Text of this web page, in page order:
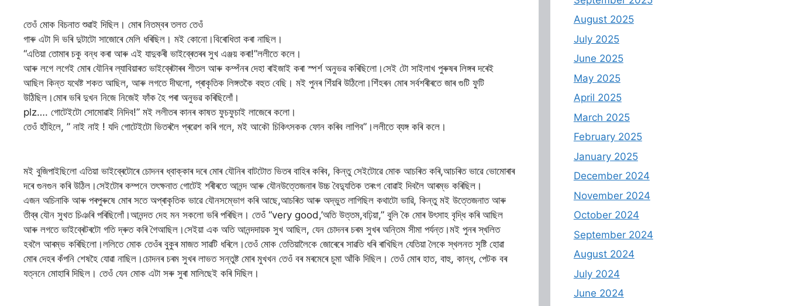
তেওঁ মোক বিচনাত শুৱাই দিছিল। মোৰ নিতম্বৰ তলত তেওঁ
গাৰু এটা দি ভৰি দুটাটো সাজোৰে মেলি ধৰিছিল। মই কোনো।বিৰোধিতা কৰা নাছিল।
“এতিয়া তোমাৰ চকু বন্ধ কৰা আৰু এই যাদুকৰী ভাইব্ৰেতৰৰ সুখ এঞ্জয় কৰা!”ললীতে কলে।
আৰু লগে লগেই মোৰ যৌনিৰ ল্যাবিয়াৰত ভাইব্ৰেটাৰৰ শীতল আৰু কম্পঁনৰ দেহা ৰাইজাই কৰা স্পৰ্শ অনুভৱ কৰিছিলো।সেই টো সাইলাখ পুৰুষৰ লিঙ্গৰ দৰেই
আছিল কিন্ত যথেষ্ট শকত আছিল, আৰু লগতে দীঘলো, প্ৰাকৃতিক লিঙ্গতকৈ বহুত বেছি। মই পুনৰ শিঁয়ৰি উঠিলো।শিঁহৰন মোৰ সৰ্বশৰীৰতে জাৰ গুটি ফুটি
উঠিছিল।মোৰ ভৰি দুখন নিজে নিজেই ফাঁক হৈ পৰা অনুভৱ কৰিছিলোঁ।
plz…. গোটেইটো সোমোৱাই নিদিব!” মই ললীতৰ কানৰ কাষত ফুচফুচাই লাজেৰে কলো।
তেওঁ হাঁহিলে, ” নাই নাই ! যদি গোটেইটো ভিতৰলৈ প্ৰৱেশ কৰি গলে, মই আকৌ চিকিৎসকক ফোন কৰিব লাগিব”।ললীতে ব্যঙ্গ কৰি কলে।
মই বুজিপাইছিলো এতিয়া ভাইব্ৰেটোৰে চোদনৰ ধ্বাক্কাৰ দৰে মোৰ যৌনিৰ বাটটোত ভিতৰ বাহিৰ কৰিব, কিন্তু সেইটোৱে মোক আচৰিত কৰি,আচৰিত ভাৱে ভোমোৰাৰ
দৰে গুনগুন কৰি উঠিল।সেইটোৰ কম্পনে তৎক্ষনাত গোটেই শৰীৰতে আনন্দ আৰু যৌন‌উত্তেজনাৰ উচ্চ বৈদ্যুতিক তৰংগ বোৱাই দিবলৈ আৰম্ভ কৰিছিল।
এজন অচিনাকি আৰু পৰপুৰুষে মোৰ সতে অপ্ৰাকৃতিক ভাৱে যৌনসম্ভোগ কৰি আছে,আচৰিত আৰু অদ্ভুত লাগিছিল কথাটো ভাৱি, কিন্তু মই উত্তেজনাত আৰু
তীব্ৰ যৌন সুখত চিঞৰি পৰিছিলোঁ।আনন্দত দেহ মন সকলো ভৰি পৰিছিল। তেওঁ “very good,’অতি উত্তম,বঢ়িয়া,” বুলি কৈ মোৰ উৎসাহ বৃদ্ধি কৰি আছিল
আৰু লগতে ভাইব্ৰেটৰটো গতি দ্ৰুত কৰি গৈআছিল।সেইয়া এক অতি আনন্দদায়ক সুখ আছিল, যেন চোদনৰ চৰম সুখৰ অন্তিম সীমা পৰ্যন্ত।মই পুনৰ স্খলিত
হবলৈ আৰম্ভ কৰিছিলো।ললিতে মোক তেওঁৰ বুকুৰ মাজত সাৱটি ধৰিলে।তেওঁ মোক তেতিয়ালৈকে জোৰেৰে সাৱতি ধৰি ৰাখিছিল যেতিয়া লৈকে স্খলনত সৃষ্টি হোৱা
মোৰ দেহৰ কঁপনি শেষহৈ যোৱা নাছিল।চোদনৰ চৰম সুখৰ লাভত সন্তুষ্ট মোৰ মুখখন তেওঁ বৰ মৰমেৰে চুমা আঁকি দিছিল। তেওঁ মোৰ হাত, বাহু, কান্ধ, পেটক বৰ
যত্ননে মোহাৰি দিছিল। তেওঁ যেন মোক এটা সৰু সুৰা মালিছেই কৰি দিছিল।
August 2025
July 2025
June 2025
May 2025
April 2025
March 2025
February 2025
January 2025
December 2024
November 2024
October 2024
September 2024
August 2024
July 2024
June 2024